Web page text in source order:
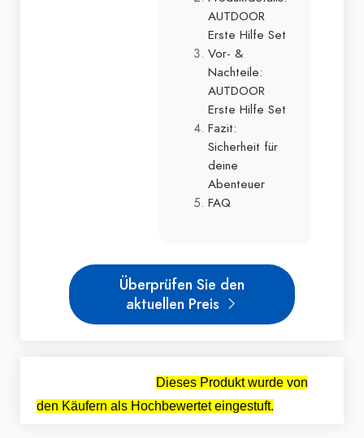
AUTDOOR
Erste Hilfe Set
Vor- &
Nachteile:
AUTDOOR
Erste Hilfe Set
Fazit:
Sicherheit für
deine
Abenteuer
FAQ
Überprüfen Sie den
aktuellen Preis
Dieses Produkt wurde von
den Käufern als Hochbewertet eingestuft.